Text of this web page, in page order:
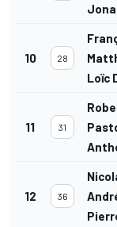
10 28
Loïc
11 31
12 36